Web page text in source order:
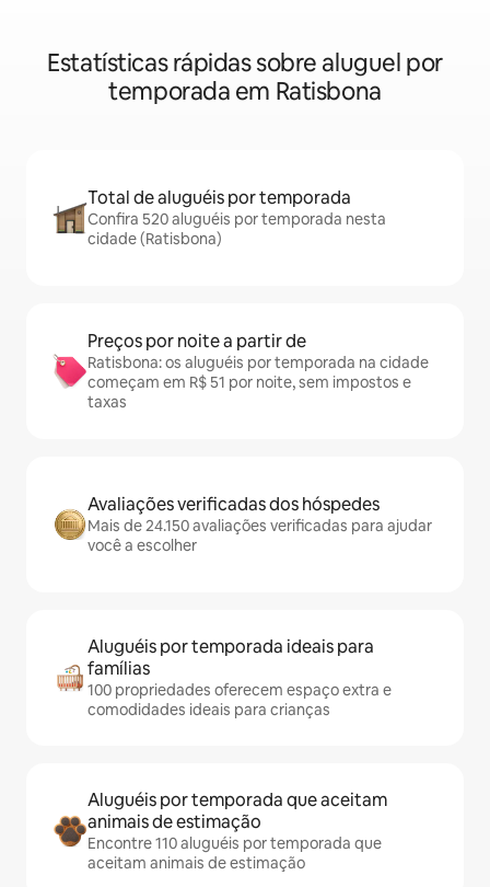
Estatísticas rápidas sobre aluguel por
temporada em Ratisbona
Total de aluguéis por temporada
Confira 520 aluguéis por temporada nesta
cidade (Ratisbona)
Preços por noite a partir de
Ratisbona: os aluguéis por temporada na cidade
começam em R$ 51 por noite, sem impostos e
taxas
Avaliações verificadas dos hóspedes
Mais de 24.150 avaliações verificadas para ajudar
você a escolher
Aluguéis por temporada ideais para
famílias
100 propriedades oferecem espaço extra e
comodidades ideais para crianças
Aluguéis por temporada que aceitam
animais de estimação
Encontre 110 aluguéis por temporada que
aceitam animais de estimação